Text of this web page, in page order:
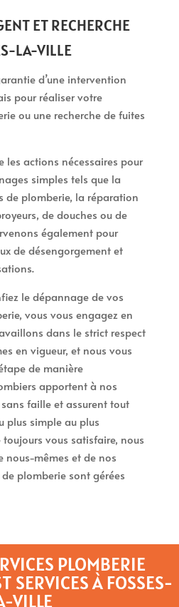
ET RECHERCHE
LA-VILLE
d’une intervention
pour réaliser votre
ou une recherche de fuites
les actions nécessaires pour
simples tels que la
de plomberie, la réparation
de douches ou de
également pour
de désengorgement et
le dépannage de vos
vous vous engagez en
dans le strict respect
en vigueur, et nous vous
de manière
apportent à nos
faille et assurent tout
plus simple au plus
toujours vous satisfaire, nous
nous-mêmes et de nos
plomberie sont gérées
PLOMBERIE
SERVICES À FOSSES-
VILLE